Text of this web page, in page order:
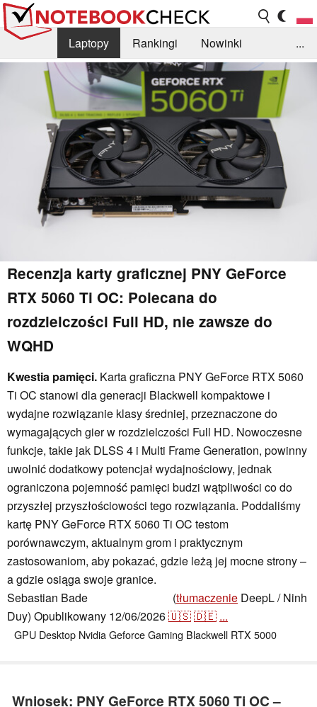
Laptopy Rankingi
Nowinki
Biblioteka
Info Szukajka recenzji
...
Recenzja karty graficznej PNY GeForce
RTX 5060 Ti OC: Polecana do
rozdzielczości Full HD, nie zawsze do
WQHD
Kwestia pamięci. Karta graficzna PNY GeForce RTX 5060
Ti OC stanowi dla generacji Blackwell kompaktowe i
wydajne rozwiązanie klasy średniej, przeznaczone do
wymagających gier w rozdzielczości Full HD. Nowoczesne
funkcje, takie jak DLSS 4 i Multi Frame Generation, powinny
uwolnić dodatkowy potencjał wydajnościowy, jednak
ograniczona pojemność pamięci budzi wątpliwości co do
przyszłej przyszłościowości tego rozwiązania. Poddaliśmy
kartę PNY GeForce RTX 5060 Ti OC testom
porównawczym, aktualnym grom i praktycznym
zastosowaniom, aby pokazać, gdzie leżą jej mocne strony –
a gdzie osiąga swoje granice.
Sebastian Bade
(tłumaczenie DeepL / Ninh
Duy) Opublikowany 12/06/2026🇺🇸🇩🇪 ...
GPU Desktop NvidiaGeforceGaming Blackwell RTX 5000
Wniosek: PNY GeForce RTX 5060 Ti OC –